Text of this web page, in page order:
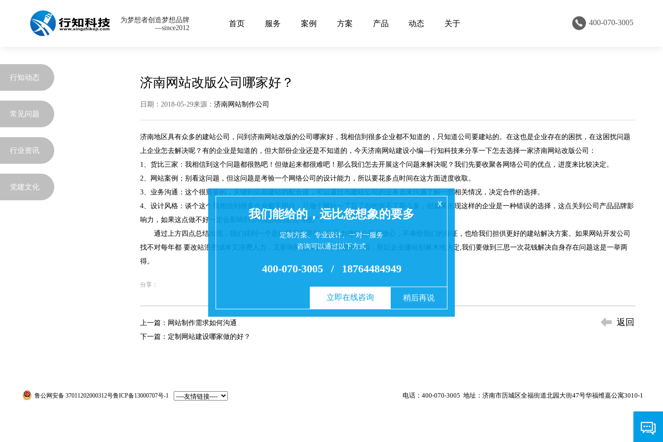
400-070-3005
为梦想者创造梦想品牌
—since2012
首页 服务 案例 方案 产品 动态 关于
行知动态
常见问题
行业资讯
党建文化
济南网站改版公司哪家好？
日期：2018-05-29来源：济南网站制作公司
济南地区具有众多的建站公司，问到济南网站改版的公司哪家好，我相信到很多企业都不知道的，只知道公司要建站的。在这也是企业存在的困扰，在这困扰问题
上企业怎去解决呢？有的企业是知道的，但大部份企业还是不知道的，今天济南网站建设小编—行知科技来分享一下怎去选择一家济南网站改版公司：
1、货比三家：我相信到这个问题都很熟吧！但做起来都很难吧！那么我们怎去开展这个问题来解决呢？我们先要收聚各网络公司的优点，进度来比较决定。
2、网站案例；别看这问题，但这问题是考验一个网络公司的设计能力，所以要花多点时间在这方面进度收取。
3、业务沟通：这个很重要的，关键到后期建站的配合度，可以通过与建站公司的业务员来沟通了解一些相关情况，决定合作的选择。
4、设计风格：谈个这个我相信到很多企业都不明白，只做个网站一了百了别的管不了那么多，但如果出现这样的企业是一种错误的选择，这点关到公司产品品牌影
响力，如果这点做不好一定会影响到公司品牌的定位与推广。
通过上方四点总结出现，我们得到一个是结果是要寻找一家实力建站公司更放心，不单给我们的保证，也给我们担供更好的建站解决方案。如果网站开发公司
找不对每年都 要改站浪费成本又浪费人力，又影响到品牌这样下去是开不得，所以企业建站别麻木地决定,我们要做到三思一次花钱解决自身存在问题这是一举两
得。
分享：
上一篇： 网站制作需求如何沟通
下一篇： 定制网站建设哪家做的好？
返回
鲁公网安备 37011202000312号鲁ICP备13000707号-1 电话：400-070-3005 地址：济南市历城区全福街道北园大街47号华福维嘉公寓3010-1
x
我们能给的，远比您想象的要多
定制方案、专业设计、一对一服务
咨询可以通过以下方式
400-070-3005 / 18764484949
立即在线咨询 稍后再说